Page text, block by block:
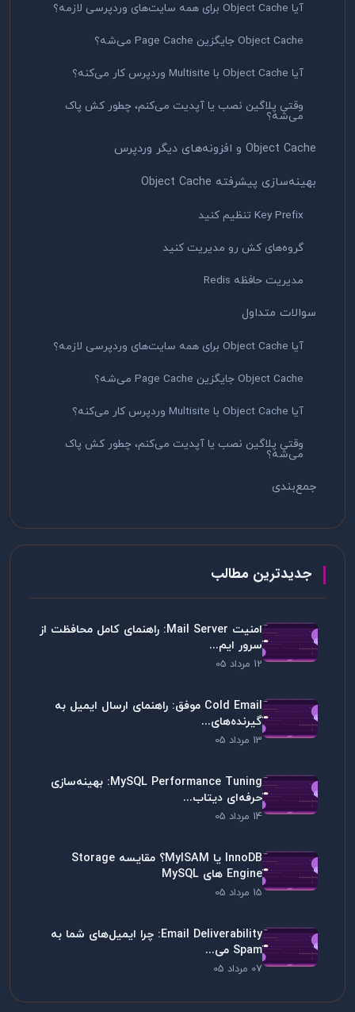
آیا Object Cache برای همه سایت‌های وردپرسی لازمه؟
Object Cache جایگزین Page Cache می‌شه؟
آیا Object Cache با Multisite وردپرس کار می‌کنه؟
وقتی پلاگین نصب یا آپدیت می‌کنم، چطور کش پاک
می‌شه؟
Object Cache و افزونه‌های دیگر وردپرس
بهینه‌سازی پیشرفته Object Cache
Key Prefix تنظیم کنید
گروه‌های کش رو مدیریت کنید
مدیریت حافظه Redis
سوالات متداول
آیا Object Cache برای همه سایت‌های وردپرسی لازمه؟
Object Cache جایگزین Page Cache می‌شه؟
آیا Object Cache با Multisite وردپرس کار می‌کنه؟
وقتی پلاگین نصب یا آپدیت می‌کنم، چطور کش پاک
می‌شه؟
جمع‌بندی
جدیدترین مطالب
امنیت Mail Server: راهنمای کامل محافظت از
سرور ایم...
12 مرداد 05
Cold Email موفق: راهنمای ارسال ایمیل به
گیرنده‌های...
13 مرداد 05
MySQL Performance Tuning: بهینه‌سازی
حرفه‌ای دیتاب...
14 مرداد 05
InnoDB یا MyISAM؟ مقایسه Storage
Engine های MySQL
15 مرداد 05
Email Deliverability: چرا ایمیل‌های شما به
Spam می...
07 مرداد 05